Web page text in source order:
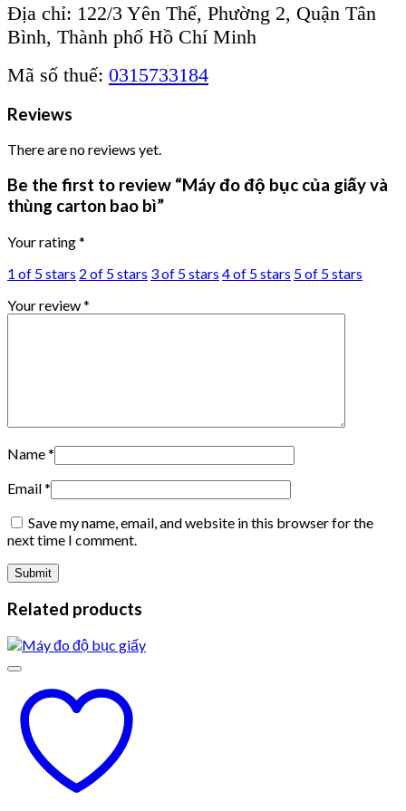
Địa chỉ: 122/3 Yên Thế, Phường 2, Quận Tân
Bình, Thành phố Hồ Chí Minh
Mã số thuế: 0315733184
Reviews
There are no reviews yet.
Be the first to review “Máy đo độ bục của giấy và
thùng carton bao bì”
Your rating*
1 of 5 stars 2 of 5 stars 3 of 5 stars 4 of 5 stars 5 of 5 stars
Your review*
Name*
Email*
Save my name, email, and website in this browser for the
next time I comment.
Related products